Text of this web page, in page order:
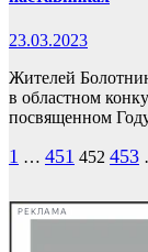
23.03.2023
Жителей
в областном
посвященном
Пагинация
1 … 451 452 453
РЕКЛАМА